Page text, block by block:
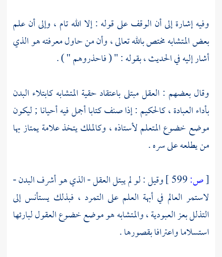
وفيه إشارة إلى أن الوقف على قوله : إلا الله تام ، وإلى أن علم
بعض المتشابه مختص بالله تعالى ، وأن من حاول معرفته هو الذي
أشار إليه في الحديث ، بقوله : " ( فاحذروهم " ) .
وقال بعضهم : العقل مبتلى باعتقاد حقية المتشابه كابتلاء البدن
بأداء العبادة ، كالحكيم : إذا صنف كتابا أجمل فيه أحيانا ; ليكون
موضع خضوع المتعلم لأستاذه ، وكالملك يتخذ علامة يمتاز بها
من يطلعه على سره .
[ص:
وقيل : لو لم يبتل العقل - الذي هو أشرف البدن -
لاستمر العالم في أبهة العلم على التمرد ، فبذلك يستأنس إلى
التذلل بعز العبودية ، والمتشابه هو موضع خضوع العقول لبارئها
استسلاما واعترافا بقصورها .